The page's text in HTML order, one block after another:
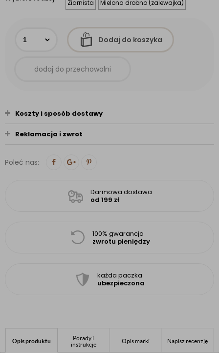
Ziarnista Mielona drobno (zalewajka)
Dodaj do koszyka
dodaj do przechowalni
Koszty i sposób dostawy
Reklamacja i zwrot
Poleć nas:
Darmowa dostawa
od 199 zł
100% gwarancja
zwrotu pieniędzy
każda paczka
ubezpieczona
Opis produktu
Porady i
instrukcje
Opis marki Napisz recenzję